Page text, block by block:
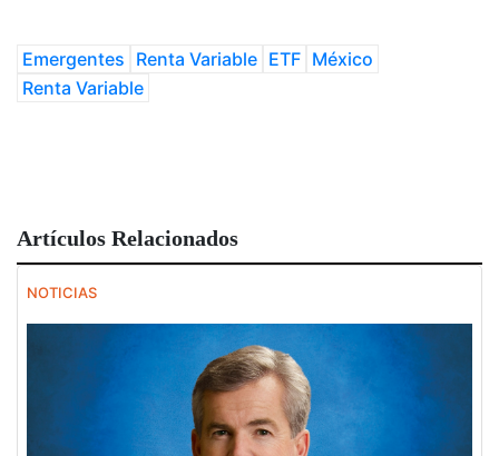
Emergentes Renta Variable ETF México
Renta Variable
Artículos Relacionados
NOTICIAS